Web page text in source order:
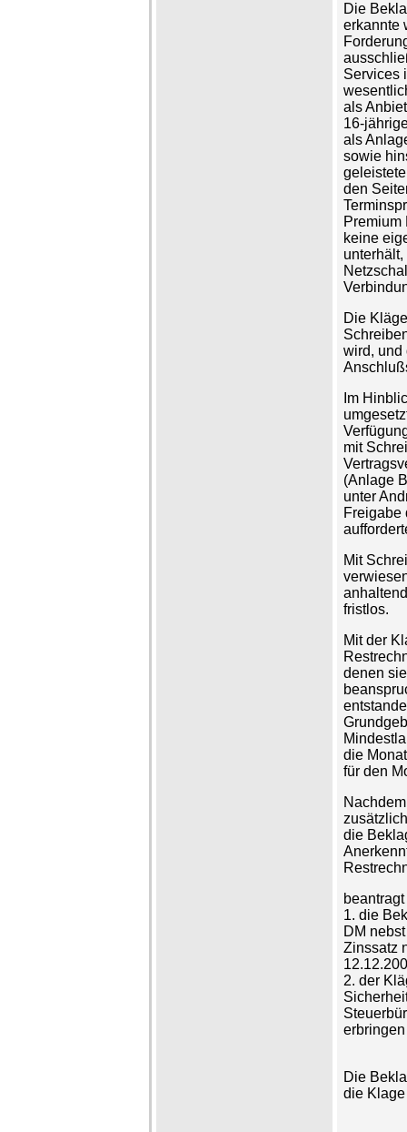
Die
erkannte
Services
als
16-
als
sowie
den
Premium
keine
Die
wird, und
Im
mit
(Anlage
unter
Freigabe
Mit
fristlos.
Mit der
denen
die
für den
die
1. die
DM
Zinssatz
2. der
Die
die